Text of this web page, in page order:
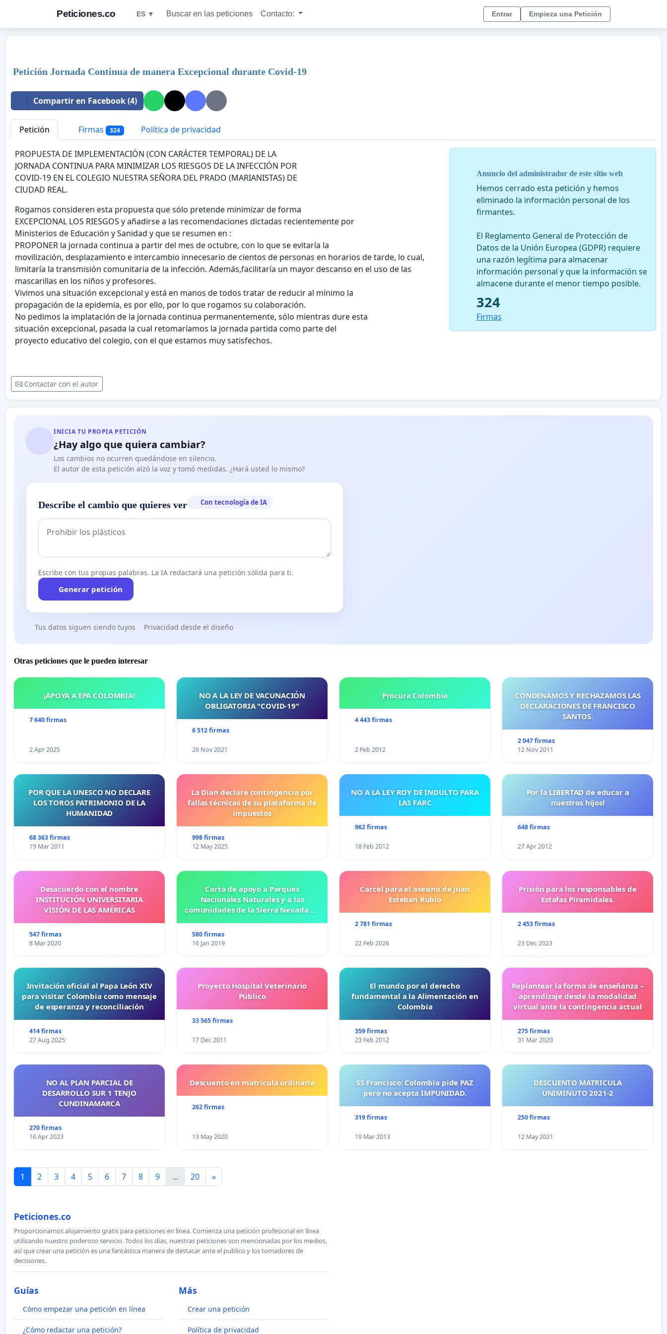
Peticiones.co ES ▼ Buscar en las peticiones Contacto: Entrar Empieza una Petición
Petición Jornada Continua de manera Excepcional durante Covid-19
Compartir en Facebook (4)
Petición Firmas 324 Política de privacidad
PROPUESTA DE IMPLEMENTACIÓN (CON CARÁCTER TEMPORAL) DE LA
JORNADA CONTINUA PARA MINIMIZAR LOS RIESGOS DE LA INFECCIÓN POR
COVID-19 EN EL COLEGIO NUESTRA SEÑORA DEL PRADO (MARIANISTAS) DE
CIUDAD REAL.
Rogamos consideren esta propuesta que sólo pretende minimizar de forma
EXCEPCIONAL LOS RIESGOS y añadirse a las recomendaciones dictadas recientemente por
Ministerios de Educación y Sanidad y que se resumen en :
PROPONER la jornada continua a partir del mes de octubre, con lo que se evitaría la
movilización, desplazamiento e intercambio innecesario de cientos de personas en horarios de tarde, lo cual,
limitaría la transmisión comunitaria de la infección. Además,facilitaría un mayor descanso en el uso de las
mascarillas en los niños y profesores.
Vivimos una situación excepcional y está en manos de todos tratar de reducir al mínimo la
propagación de la epidemia, es por ello, por lo que rogamos su colaboración.
No pedimos la implatación de la jornada continua permanentemente, sólo mientras dure esta
situación excepcional, pasada la cual retomaríamos la jornada partida como parte del
proyecto educativo del colegio, con el que estamos muy satisfechos.
Contactar con el autor
Anuncio del administrador de este sitio web
Hemos cerrado esta petición y hemos
eliminado la información personal de los
firmantes.
El Reglamento General de Protección de
Datos de la Unión Europea (GDPR) requiere
una razón legítima para almacenar
información personal y que la información se
almacene durante el menor tiempo posible.
324
Firmas
INICIA TU PROPIA PETICIÓN
¿Hay algo que quiera cambiar?
Los cambios no ocurren quedándose en silencio.
El autor de esta petición alzó la voz y tomó medidas. ¿Hará usted lo mismo?
Describe el cambio que quieres ver Con tecnología de IA
Escribe con tus propias palabras. La IA redactará una petición sólida para ti.
Generar petición
Tus datos siguen siendo tuyos Privacidad desde el diseño
Otras peticiones que le pueden interesar
¡APOYA A EPA COLOMBIA!
7 640 firmas
2 Apr 2025
NO A LA LEY DE VACUNACIÓN
OBLIGATORIA "COVID-19"
6 512 firmas
26 Nov 2021
Procura Colombia
4 443 firmas
2 Feb 2012
CONDENAMOS Y RECHAZAMOS LAS
DECLARACIONES DE FRANCISCO
SANTOS.
2 047 firmas
12 Nov 2011
POR QUE LA UNESCO NO DECLARE
LOS TOROS PATRIMONIO DE LA
HUMANIDAD
68 363 firmas
19 Mar 2011
La Dian declare contingencia por
fallas técnicas de su plataforma de
impuestos
998 firmas
12 May 2025
NO A LA LEY ROY DE INDULTO PARA
LAS FARC
962 firmas
18 Feb 2012
Por la LIBERTAD de educar a
nuestros hijos!
648 firmas
27 Apr 2012
Desacuerdo con el nombre
INSTITUCIÓN UNIVERSITARIA
VISIÓN DE LAS AMÉRICAS
547 firmas
8 Mar 2020
Carta de apoyo a Parques
Nacionales Naturales y a las
comunidades de la Sierra Nevada de
580 firmas
16 Jan 2019
Carcel para el asesino de Juan
Esteban Rubio
2 781 firmas
22 Feb 2026
Prisión para los responsables de
Estafas Piramidales.
2 453 firmas
23 Dec 2023
Invitación oficial al Papa León XIV
para visitar Colombia como mensaje
de esperanza y reconciliación
414 firmas
27 Aug 2025
Proyecto Hospital Veterinario
Público
33 565 firmas
17 Dec 2011
El mundo por el derecho
fundamental a la Alimentación en
Colombia
359 firmas
23 Feb 2012
Replantear la forma de enseñanza –
aprendizaje desde la modalidad
virtual ante la contingencia actual
275 firmas
31 Mar 2020
NO AL PLAN PARCIAL DE
DESARROLLO SUR 1 TENJO
CUNDINAMARCA
270 firmas
16 Apr 2023
Descuento en matricula ordinaria
262 firmas
13 May 2020
SS Francisco: Colombia pide PAZ
pero no acepta IMPUNIDAD.
319 firmas
19 Mar 2013
DESCUENTO MATRICULA
UNIMINUTO 2021-2
250 firmas
12 May 2021
1 2 3 4 5 6 7 8 9 ... 20 »
Peticiones.co
Proporcionamos alojamiento gratis para peticiones en línea. Comienza una petición profesional en línea
utilizando nuestro poderoso servicio. Todos los días, nuestras peticiones son mencionadas por los medios,
así que crear una petición es una fantástica manera de destacar ante el publico y los tomadores de
decisiones.
Guías
Cómo empezar una petición en línea
¿Cómo redactar una petición?
Más
Crear una petición
Política de privacidad